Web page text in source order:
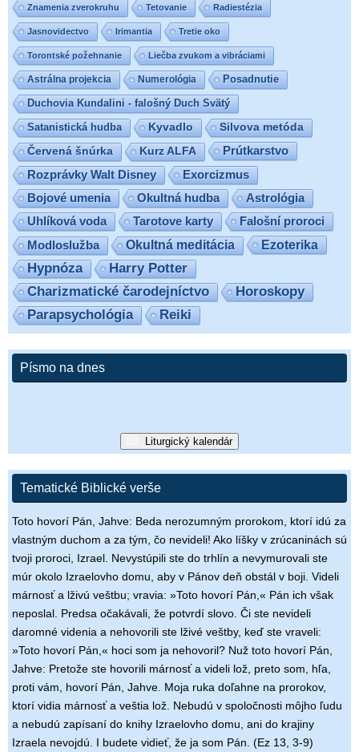
Znamenia zverokruhu Tetovanie Radiestézia
Jasnovidectvo Irimantia Tretie oko
Torontské požehnanie Liečba zvukom a vibráciami
Astrálna projekcia Numerológia
Posadnutie
Duchovia Kundalini - falošný Duch Svätý
Satanistická hudba
Kyvadlo
Silvova metóda
Červená šnúrka
Kurz ALFA
Prútkarstvo
Rozprávky Walt Disney
Exorcizmus
Bojové umenia
Okultná hudba
Astrológia
Uhlíková voda
Tarotove karty
Falošní proroci
Modloslužba
Okultná meditácia Ezoterika
Hypnóza
Harry Potter
Charizmatické čarodejníctvo
Horoskopy
Parapsychológia
Reiki
Písmo na dnes
Liturgický kalendár
Tematické Biblické verše
Toto hovorí Pán, Jahve: Beda nerozumným prorokom, ktorí idú za
vlastným duchom a za tým, čo nevideli! Ako líšky v zrúcaninách sú
tvoji proroci, Izrael. Nevystúpili ste do trhlín a nevymurovali ste
múr okolo Izraelovho domu, aby v Pánov deň obstál v boji. Videli
márnosť a lživú veštbu; vravia: »Toto hovorí Pán,« Pán ich však
neposlal. Predsa očakávali, že potvrdí slovo. Či ste nevideli
daromné videnia a nehovorili ste lživé veštby, keď ste vraveli:
»Toto hovorí Pán,« hoci som ja nehovoril? Nuž toto hovorí Pán,
Jahve: Pretože ste hovorili márnosť a videli lož, preto som, hľa,
proti vám, hovorí Pán, Jahve. Moja ruka doľahne na prorokov,
ktorí vidia márnosť a veštia lož. Nebudú v spoločnosti môjho ľudu
a nebudú zapísaní do knihy Izraelovho domu, ani do krajiny
Izraela nevojdú. I budete vidieť, že ja som Pán. (Ez 13, 3-9)